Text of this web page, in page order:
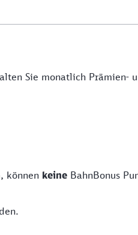
Sie monatlich Prämien-
können keine BahnBonus